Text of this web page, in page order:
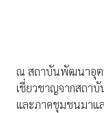
ณ สถาบันพัฒนาอุต
เชี่ยวชาญจากสถา
และภาคชุมชนมาแล